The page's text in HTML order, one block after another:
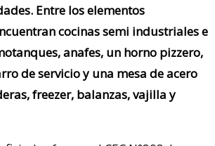
Entre los elementos
cocinas semi industriales e
anafes, un horno pizzero,
de servicio y una mesa de acero
freezer, balanzas, vajilla y